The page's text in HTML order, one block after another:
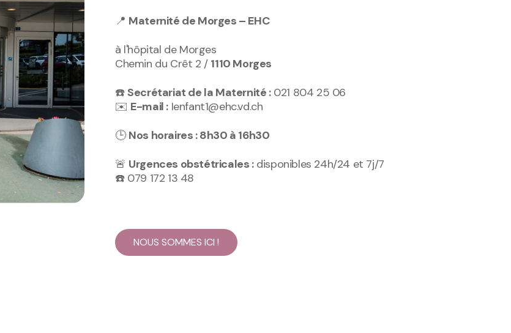
📍 Maternité de Morges – EHC
à l'hôpital de Morges
Chemin du Crêt 2 / 1110 Morges
☎️Secrétariat de la Maternité :021 804 25 06
✉️ E-mail : Ienfant1@ehc.vd.ch
🕒Nos horaires : 8h30 à 16h30
🚨 Urgences obstétricales :disponibles 24h/24 et 7j/7
☎️ 079 172 13 48
NOUS SOMMES ICI !